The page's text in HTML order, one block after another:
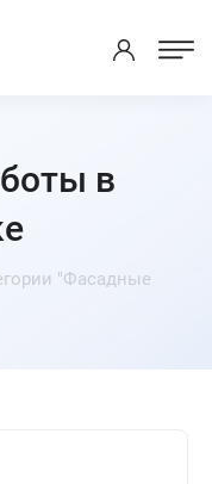
в
"Фасадные